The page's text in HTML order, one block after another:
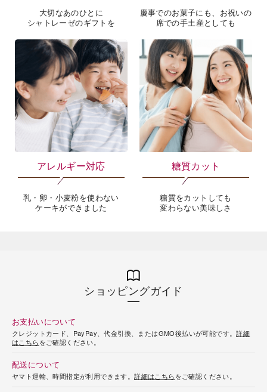
大切なあのひとに
シャトレーゼのギフトを
慶事でのお菓子にも、お祝いの
席での手土産としても
アレルギー対応
乳・卵・小麦粉を使わない
ケーキができました
糖質カット
糖質をカットしても
変わらない美味しさ
ショッピングガイド
お支払いについて
クレジットカード、PayPay、代金引換、またはGMO後払いが可能です。詳細
はこちらをご確認ください。
配送について
ヤマト運輸、時間指定が利用できます。詳細はこちらをご確認ください。